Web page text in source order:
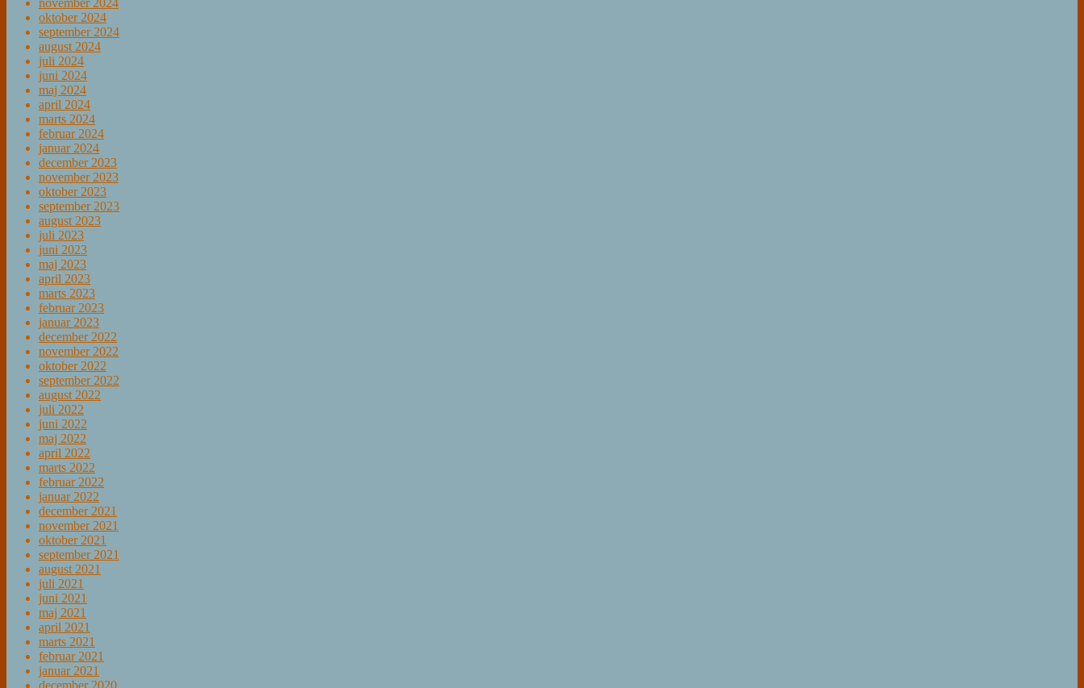
oktober 2024
september 2024
august 2024
juli 2024
juni 2024
maj 2024
april 2024
marts 2024
februar 2024
januar 2024
december 2023
november 2023
oktober 2023
september 2023
august 2023
juli 2023
juni 2023
maj 2023
april 2023
marts 2023
februar 2023
januar 2023
december 2022
november 2022
oktober 2022
september 2022
august 2022
juli 2022
juni 2022
maj 2022
april 2022
marts 2022
februar 2022
januar 2022
december 2021
november 2021
oktober 2021
september 2021
august 2021
juli 2021
juni 2021
maj 2021
april 2021
marts 2021
februar 2021
januar 2021
december 2020